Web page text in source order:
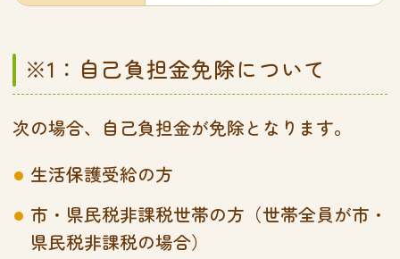
※1：自己負担金免除について
次の場合、自己負担金が免除となります。
生活保護受給の方
市・県民税非課税世帯の方（世帯全員が市・
県民税非課税の場合）